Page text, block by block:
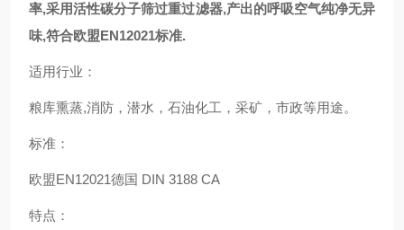
率,采用活性碳分子筛过重过滤器,产出的呼吸空气纯净无异
味,符合欧盟EN12021标准.
适用行业：
粮库熏蒸,消防，潜水，石油化工，采矿，市政等用途。
标准：
欧盟EN12021德国 DIN 3188 CA
特点：